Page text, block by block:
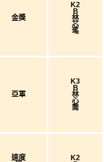
金獎
K2
B
林
芯
瑤
亞軍
K3
B
林
心
喬
速度 K2